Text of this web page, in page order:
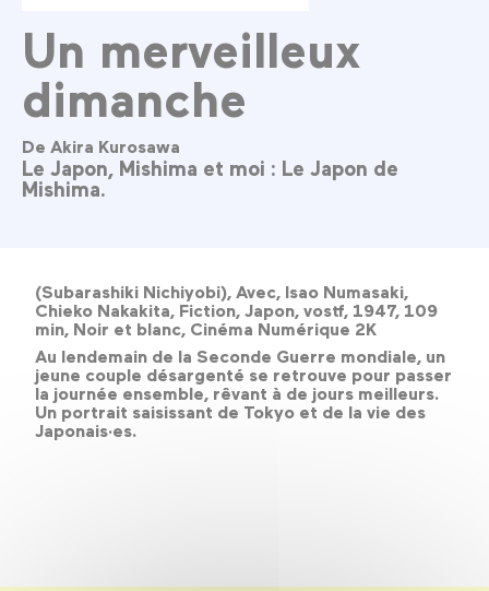
Un merveilleux
dimanche
De Akira Kurosawa
Le Japon, Mishima et moi : Le Japon de
Mishima.
(Subarashiki Nichiyobi), Avec, Isao Numasaki,
Chieko Nakakita, Fiction, Japon, vostf, 1947, 109
min, Noir et blanc, Cinéma Numérique 2K
Au lendemain de la Seconde Guerre mondiale, un
jeune couple désargenté se retrouve pour passer
la journée ensemble, rêvant à de jours meilleurs.
Un portrait saisissant de Tokyo et de la vie des
Japonais·es.